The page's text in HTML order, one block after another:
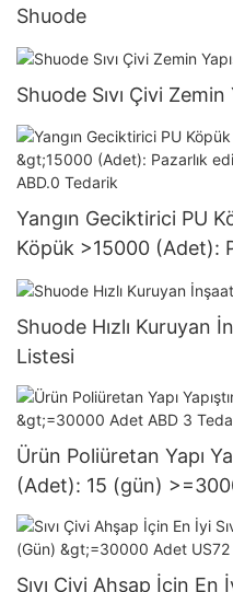
Shuode
Shuode Sıvı Çivi Zemin
Yangın Geciktirici PU
Köpük >15000 (Adet):
6000-29999 Adet
Shuode Hızlı Kuruyan
Listesi
Ürün Poliüretan Yapı
(Adet): 15 (gün)
Sıvı Çivi Ahşap İçin En